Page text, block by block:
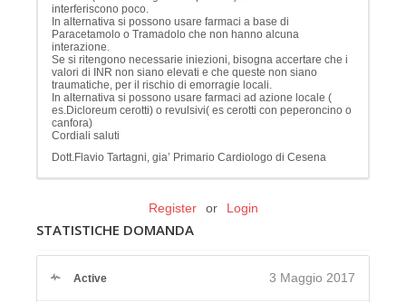
interferiscono poco.
In alternativa si possono usare farmaci a base di
Paracetamolo o Tramadolo che non hanno alcuna
interazione.
Se si ritengono necessarie iniezioni, bisogna accertare che i
valori di INR non siano elevati e che queste non siano
traumatiche, per il rischio di emorragie locali.
In alternativa si possono usare farmaci ad azione locale (
es.Dicloreum cerotti) o revulsivi( es cerotti con peperoncino o
canfora)
Cordiali saluti
Dott.Flavio Tartagni, gia’ Primario Cardiologo di Cesena
Register or Login
STATISTICHE DOMANDA
Active 3 Maggio 2017